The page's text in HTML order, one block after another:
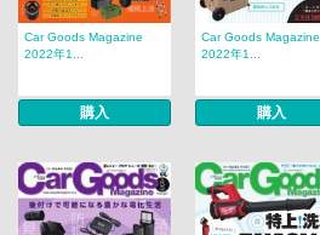
Car Goods Magazine
2022年1...
購入
Car Goods Magazine
2022年1...
購入